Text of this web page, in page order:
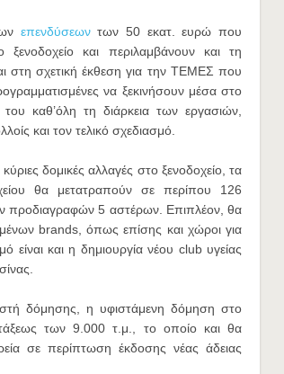
επενδύσεωντων 50 εκατ. ευρώ που
ξενοδοχείο και περιλαμβάνουν και τη
στη σχετική έκθεση για την ΤΕΜΕΣ που
να ξεκινήσουν μέσα στο
καθ’όλη τη διάρκεια των εργασιών,
και τον τελικό σχεδιασμό.
δομικές αλλαγές στο ξενοδοχείο, τα
θα μετατραπούν σε περίπου 126
προδιαγραφών 5 αστέρων. Επιπλέον, θα
brands, όπως επίσης και χώροι για
είναι και η δημιουργία νέου club υγείας
δόμησης, η υφιστάμενη δόμηση στο
τάξεως των 9.000 τ.μ., το οποίο και θα
σε περίπτωση έκδοσης νέας άδειας